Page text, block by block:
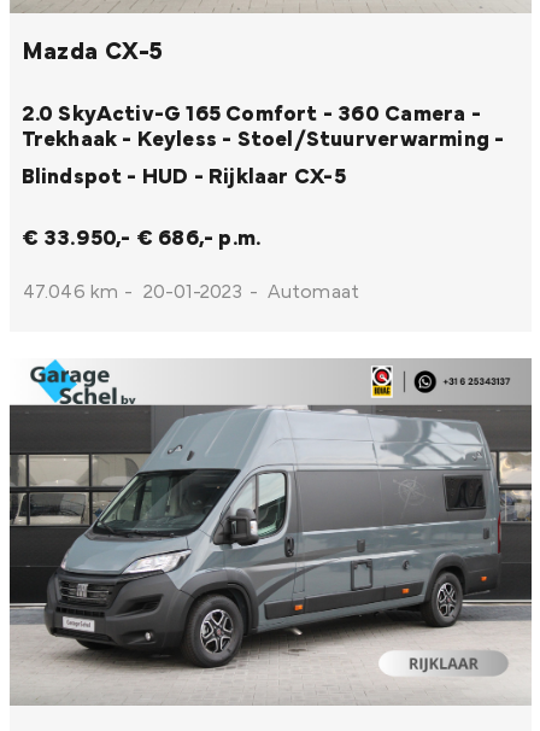
Mazda CX-5
2.0 SkyActiv-G 165 Comfort - 360 Camera -
Trekhaak - Keyless - Stoel/Stuurverwarming -
Blindspot - HUD - Rijklaar CX-5
€ 33.950,- € 686,- p.m.
47.046 km - 20-01-2023 - Automaat